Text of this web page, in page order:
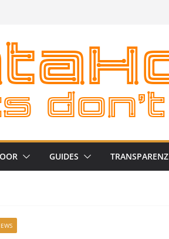
GUIDES TRANSPARENZ